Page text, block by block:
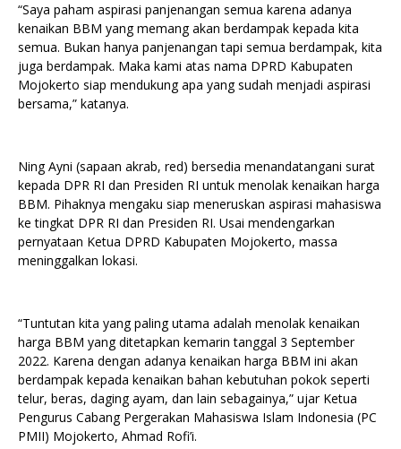
“Saya paham aspirasi panjenangan semua karena adanya
kenaikan BBM yang memang akan berdampak kepada kita
semua. Bukan hanya panjenangan tapi semua berdampak, kita
juga berdampak. Maka kami atas nama DPRD Kabupaten
Mojokerto siap mendukung apa yang sudah menjadi aspirasi
bersama,” katanya.
Ning Ayni (sapaan akrab, red) bersedia menandatangani surat
kepada DPR RI dan Presiden RI untuk menolak kenaikan harga
BBM. Pihaknya mengaku siap meneruskan aspirasi mahasiswa
ke tingkat DPR RI dan Presiden RI. Usai mendengarkan
pernyataan Ketua DPRD Kabupaten Mojokerto, massa
meninggalkan lokasi.
“Tuntutan kita yang paling utama adalah menolak kenaikan
harga BBM yang ditetapkan kemarin tanggal 3 September
2022. Karena dengan adanya kenaikan harga BBM ini akan
berdampak kepada kenaikan bahan kebutuhan pokok seperti
telur, beras, daging ayam, dan lain sebagainya,” ujar Ketua
Pengurus Cabang Pergerakan Mahasiswa Islam Indonesia (PC
PMII) Mojokerto, Ahmad Rofi’i.